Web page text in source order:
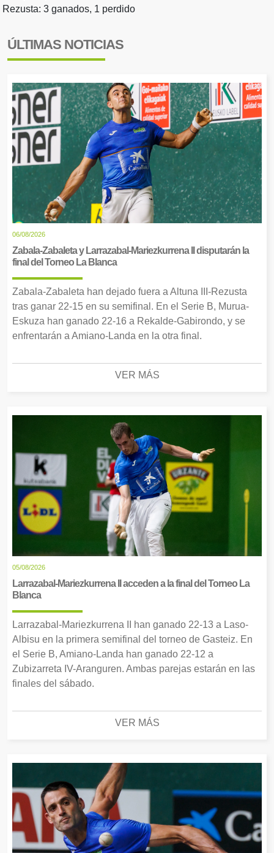
Rezusta: 3 ganados, 1 perdido
ÚLTIMAS NOTICIAS
06/08/2026
Zabala-Zabaleta y Larrazabal-Mariezkurrena II disputarán la
final del Torneo La Blanca
Zabala-Zabaleta han dejado fuera a Altuna III-Rezusta
tras ganar 22-15 en su semifinal. En el Serie B, Murua-
Eskuza han ganado 22-16 a Rekalde-Gabirondo, y se
enfrentarán a Amiano-Landa en la otra final.
VER MÁS
05/08/2026
Larrazabal-Mariezkurrena II acceden a la final del Torneo La
Blanca
Larrazabal-Mariezkurrena II han ganado 22-13 a Laso-
Albisu en la primera semifinal del torneo de Gasteiz. En
el Serie B, Amiano-Landa han ganado 22-12 a
Zubizarreta IV-Aranguren. Ambas parejas estarán en las
finales del sábado.
VER MÁS